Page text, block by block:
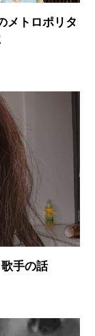
メトロポリタ
手の話